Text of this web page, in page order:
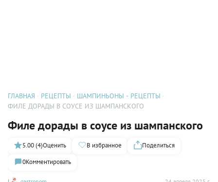
ГЛАВНАЯ РЕЦЕПТЫ
ШАМПИНЬОНЫ - РЕЦЕПТЫ
ФИЛЕ ДОРАДЫ В СОУСЕ ИЗ ШАМПАНСКОГО
Филе дорады в соусе из шампанского
5.00 (4)Оценить В избранное
Поделиться
0Комментировать